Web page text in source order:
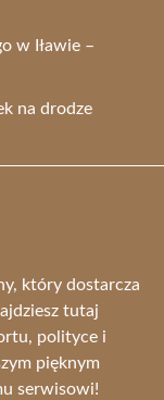
w Iławie –
na drodze
który dostarcza
tutaj
polityce i
pięknym
serwisowi!